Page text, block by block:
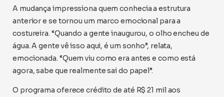
A mudança impressiona quem conhecia a estrutura
anterior e se tornou um marco emocional para a
costureira. “Quando a gente inaugurou, o olho encheu de
água. A gente vê isso aqui, é um sonho”, relata,
emocionada. “Quem viu como era antes e como está
agora, sabe que realmente sai do papel”.
O programa oferece crédito de até R$ 21 mil aos